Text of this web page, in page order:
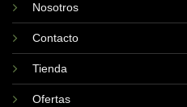
Nosotros
Contacto
Tienda
Ofertas